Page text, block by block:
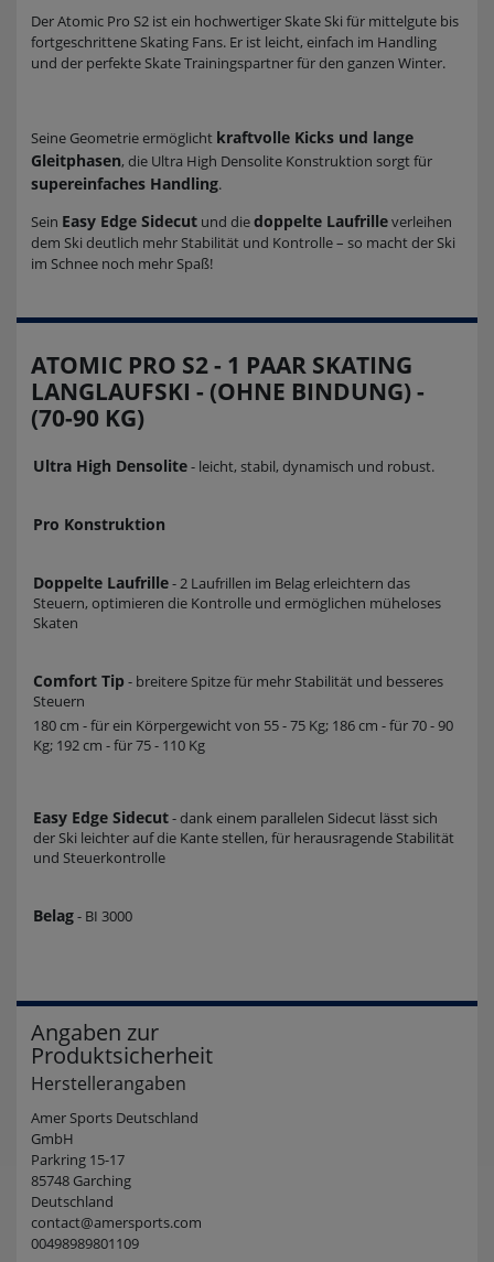
Der Atomic Pro S2 ist ein hochwertiger Skate Ski für mittelgute bis
fortgeschrittene Skating Fans. Er ist leicht, einfach im Handling
und der perfekte Skate Trainingspartner für den ganzen Winter.
Seine Geometrie ermöglicht kraftvolle Kicks und lange
Gleitphasen, die Ultra High Densolite Konstruktion sorgt für
supereinfaches Handling.
Sein Easy Edge Sidecut und diedoppelte Laufrilleverleihen
dem Ski deutlich mehr Stabilität und Kontrolle – so macht der Ski
im Schnee noch mehr Spaß!
ATOMIC PRO S2 - 1 PAAR SKATING
LANGLAUFSKI - (OHNE BINDUNG) -
(70-90 KG)
Ultra High Densolite- leicht, stabil, dynamisch und robust.
Pro Konstruktion
Doppelte Laufrille- 2 Laufrillen im Belag erleichtern das
Steuern, optimieren die Kontrolle und ermöglichen müheloses
Skaten
Comfort Tip - breitere Spitze für mehr Stabilität und besseres
Steuern
180 cm - für ein Körpergewicht von 55 - 75 Kg; 186 cm - für 70 - 90
Kg; 192 cm - für 75 - 110 Kg
Easy Edge Sidecut- dank einem parallelen Sidecut lässt sich
der Ski leichter auf die Kante stellen, für herausragende Stabilität
und Steuerkontrolle
Belag- BI 3000
Angaben zur
Produktsicherheit
Herstellerangaben
Amer Sports Deutschland
GmbH
Parkring 15-17
85748 Garching
Deutschland
contact@amersports.com
00498989801109